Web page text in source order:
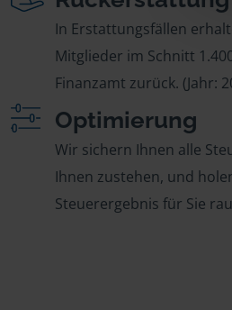
In Erstattungsfällen
Mitglieder im Schnitt
Finanzamt zurück. (Jahr:
Optimierung
Wir sichern Ihnen alle
Ihnen zustehen, und
Steuerergebnis für Sie